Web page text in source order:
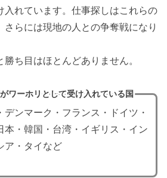
入れています。仕事探しはこれらの
さらには現地の人との争奪戦になり
ち目はほとんどありません。
ワーホリとして受け入れている国
デンマーク・フランス・ドイツ・
本・韓国・台湾・イギリス・イン
ア・タイなど